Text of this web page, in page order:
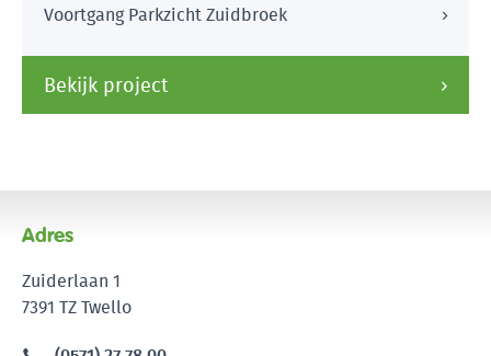
Voortgang Parkzicht Zuidbroek
Bekijk project
Adres
Zuiderlaan 1
7391 TZ Twello